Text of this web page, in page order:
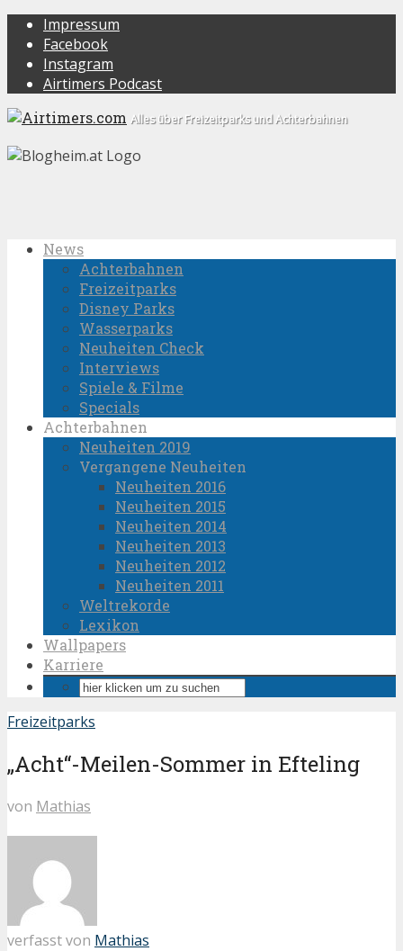
Impressum
Facebook
Instagram
Airtimers Podcast
Alles über Freizeitparks und Achterbahnen
News
Achterbahnen
Freizeitparks
Disney Parks
Wasserparks
Neuheiten Check
Interviews
Spiele & Filme
Specials
Achterbahnen
Neuheiten 2019
Vergangene Neuheiten
Neuheiten 2016
Neuheiten 2015
Neuheiten 2014
Neuheiten 2013
Neuheiten 2012
Neuheiten 2011
Weltrekorde
Lexikon
Wallpapers
Karriere
Freizeitparks
„Acht“-Meilen-Sommer in Efteling
von Mathias
verfasst von Mathias